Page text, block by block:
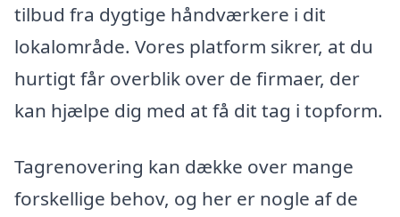
tilbud fra dygtige håndværkere i dit
lokalområde. Vores platform sikrer, at du
hurtigt får overblik over de firmaer, der
kan hjælpe dig med at få dit tag i topform.
Tagrenovering kan dække over mange
forskellige behov, og her er nogle af de